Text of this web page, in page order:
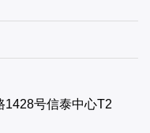
1428号信泰中心T2